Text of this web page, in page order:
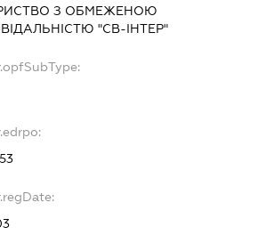
З ОБМЕЖЕНОЮ
"СВ-ІНТЕР"